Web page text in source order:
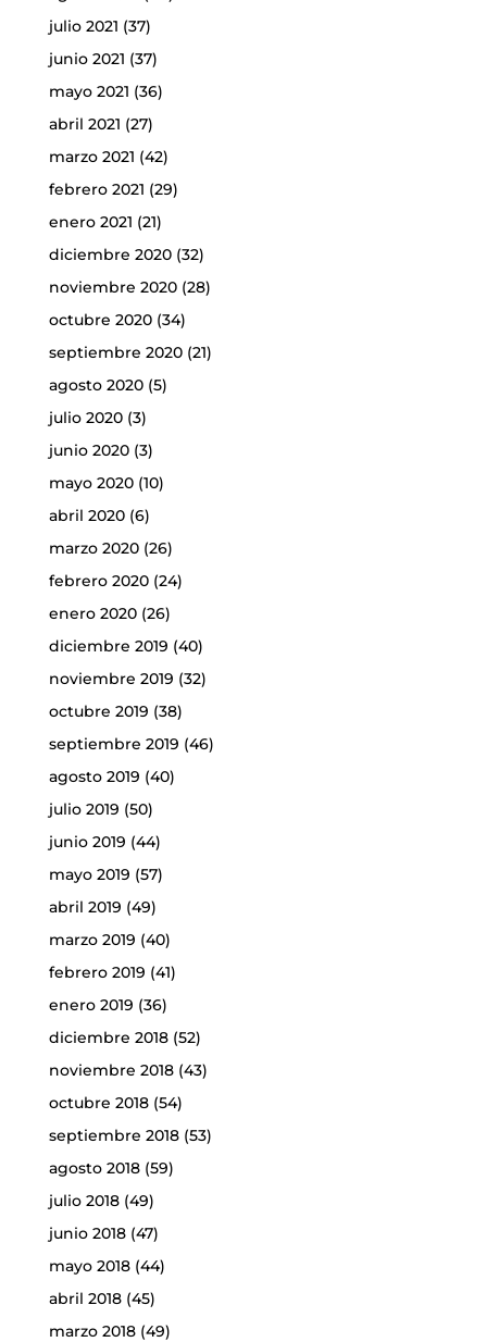
julio 2021 (37)
junio 2021 (37)
mayo 2021 (36)
abril 2021 (27)
marzo 2021 (42)
febrero 2021 (29)
enero 2021 (21)
diciembre 2020(32)
noviembre 2020(28)
octubre 2020(34)
septiembre 2020(21)
agosto 2020(5)
julio 2020(3)
junio 2020(3)
mayo 2020(10)
abril 2020(6)
marzo 2020(26)
febrero 2020(24)
enero 2020(26)
diciembre 2019 (40)
noviembre 2019 (32)
octubre 2019 (38)
septiembre 2019 (46)
agosto 2019 (40)
julio 2019 (50)
junio 2019 (44)
mayo 2019 (57)
abril 2019 (49)
marzo 2019 (40)
febrero 2019 (41)
enero 2019 (36)
diciembre 2018(52)
noviembre 2018(43)
octubre 2018(54)
septiembre 2018(53)
agosto 2018(59)
julio 2018(49)
junio 2018(47)
mayo 2018(44)
abril 2018(45)
marzo 2018(49)